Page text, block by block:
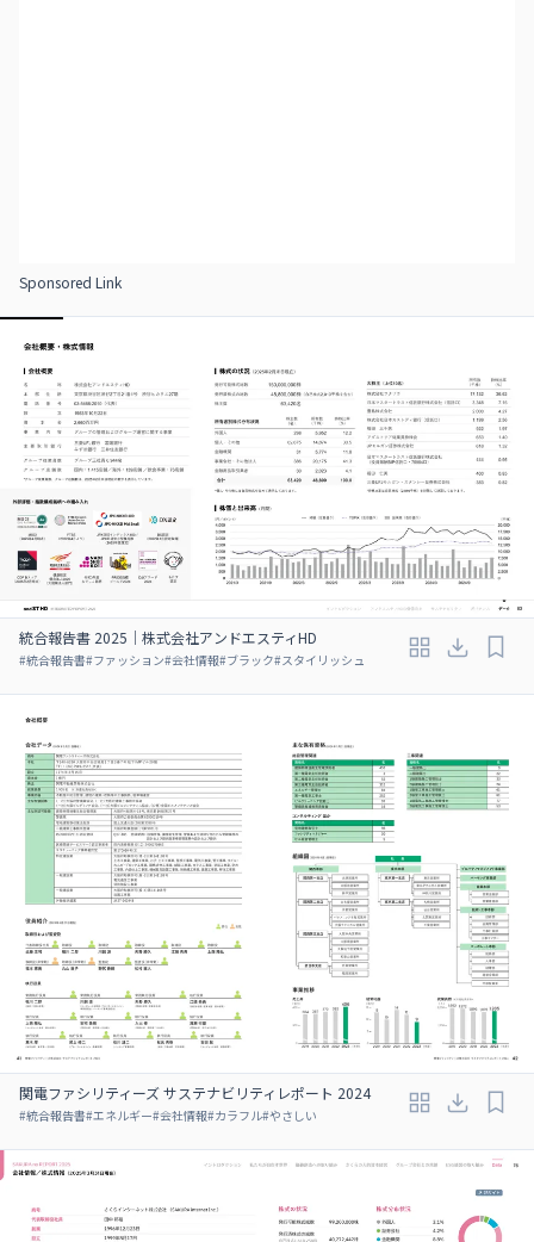
Sponsored Link
統合報告書 2025｜株式会社アンドエスティHD
#統合報告書#ファッション#会社情報#ブラック#スタイリッシュ
関電ファシリティーズ サステナビリティレポート 2024
#統合報告書#エネルギー#会社情報#カラフル#やさしい